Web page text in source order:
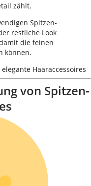
zählt.
Spitzen-
restliche Look
die feinen
können.
von Spitzen-